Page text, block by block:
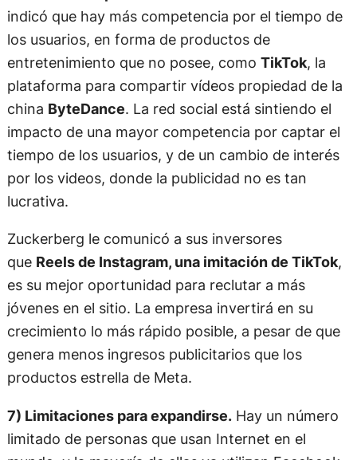
indicó que hay más competencia por el tiempo de
los usuarios, en forma de productos de
entretenimiento que no posee, como TikTok, la
plataforma para compartir vídeos propiedad de la
china ByteDance . La red social está sintiendo el
impacto de una mayor competencia por captar el
tiempo de los usuarios, y de un cambio de interés
por los videos, donde la publicidad no es tan
lucrativa.
Zuckerberg le comunicó a sus inversores
que Reels de Instagram, una imitación de TikTok,
es su mejor oportunidad para reclutar a más
jóvenes en el sitio. La empresa invertirá en su
crecimiento lo más rápido posible, a pesar de que
genera menos ingresos publicitarios que los
productos estrella de Meta.
7) Limitaciones para expandirse. Hay un número
limitado de personas que usan Internet en el